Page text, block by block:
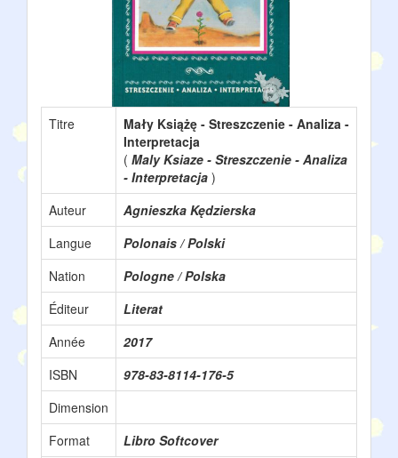
Titre
Mały Książę - Streszczenie - Analiza -
Interpretacja
( Maly Ksiaze - Streszczenie - Analiza
- Interpretacja )
Auteur
Agnieszka Kędzierska
Langue
Polonais / Polski
Nation
Pologne / Polska
Éditeur
Literat
Année
2017
ISBN
978-83-8114-176-5
Dimension
Format
Libro Softcover